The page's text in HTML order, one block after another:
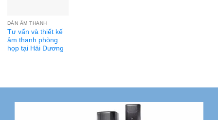
DÀN ÂM THANH
Tư vấn và thiết kế
âm thanh phòng
họp tại Hải Dương